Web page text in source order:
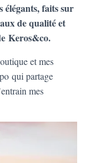
élégants, faits sur
de qualité et
Keros&co.
et mes
qui partage
mes